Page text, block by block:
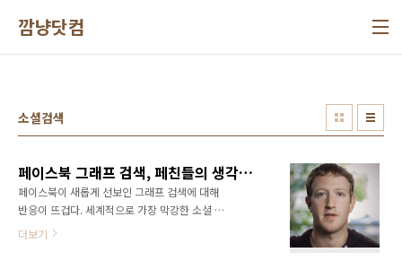
깜냥닷컴
소셜검색
페이스북 그래프 검색, 페친들의 생각이 그렇게 중요해?
페이스북이 새롭게 선보인 그래프 검색에 대해
반응이 뜨겁다. 세계적으로 가장 막강한 소셜 데
이터를 확보하고 있는 페이스북이기에 그 파장
더보기